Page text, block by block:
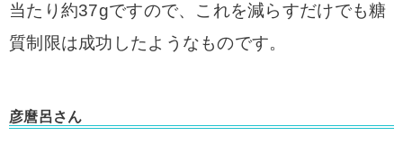
当たり約37gですので、これを減らすだけでも糖
質制限は成功したようなものです。
彦麿呂さん